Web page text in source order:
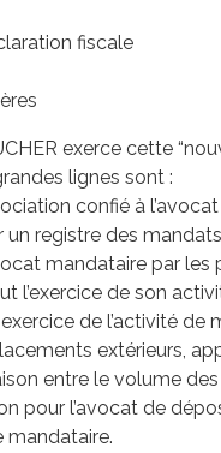
fiscale
exerce cette
lignes sont :
confié à
un registre des
mandataire par les
l’exercice de son
de l’activité de
extérieurs,
entre le volume
pour l’avocat de
mandataire.